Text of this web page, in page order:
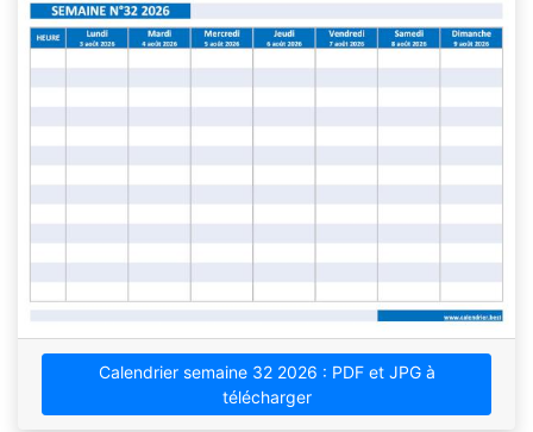
Calendrier semaine 32 2026 : PDF et JPG à
télécharger